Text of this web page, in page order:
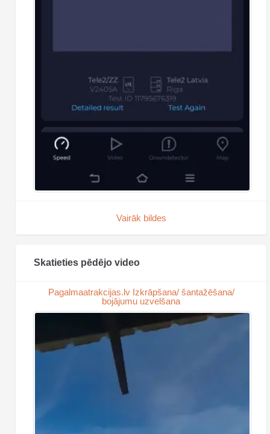
Vairāk bildes
Skatieties pēdējo video
Pagalmaatrakcijas.lv Izkrāpšana/ šantažēšana/
bojājumu uzvelšana